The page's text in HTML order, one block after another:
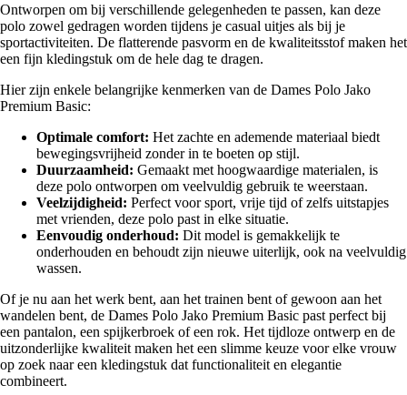
Ontworpen om bij verschillende gelegenheden te passen, kan deze
polo zowel gedragen worden tijdens je casual uitjes als bij je
sportactiviteiten. De flatterende pasvorm en de kwaliteitsstof maken het
een fijn kledingstuk om de hele dag te dragen.
Hier zijn enkele belangrijke kenmerken van de Dames Polo Jako
Premium Basic:
Optimale comfort: Het zachte en ademende materiaal biedt
bewegingsvrijheid zonder in te boeten op stijl.
Duurzaamheid: Gemaakt met hoogwaardige materialen, is
deze polo ontworpen om veelvuldig gebruik te weerstaan.
Veelzijdigheid: Perfect voor sport, vrije tijd of zelfs uitstapjes
met vrienden, deze polo past in elke situatie.
Eenvoudig onderhoud: Dit model is gemakkelijk te
onderhouden en behoudt zijn nieuwe uiterlijk, ook na veelvuldig
wassen.
Of je nu aan het werk bent, aan het trainen bent of gewoon aan het
wandelen bent, de Dames Polo Jako Premium Basic past perfect bij
een pantalon, een spijkerbroek of een rok. Het tijdloze ontwerp en de
uitzonderlijke kwaliteit maken het een slimme keuze voor elke vrouw
op zoek naar een kledingstuk dat functionaliteit en elegantie
combineert.